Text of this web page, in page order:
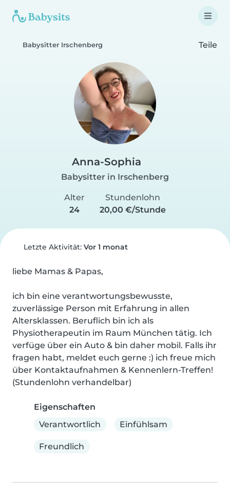
Babysitter Irschenberg Teile
Anna-Sophia
Babysitter in Irschenberg
Alter
24
Stundenlohn
20,00 €/Stunde
Letzte Aktivität: Vor 1 monat
liebe Mamas & Papas,
ich bin eine verantwortungsbewusste,
zuverlässige Person mit Erfahrung in allen
Altersklassen. Beruflich bin ich als
Physiotherapeutin im Raum München tätig. Ich
verfüge über ein Auto & bin daher mobil. Falls ihr
fragen habt, meldet euch gerne :) ich freue mich
über Kontaktaufnahmen & Kennenlern-Treffen!
(Stundenlohn verhandelbar)
Eigenschaften
Verantwortlich
Einfühlsam
Freundlich